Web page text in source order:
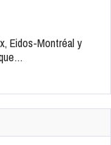
Eidos-Montréal y